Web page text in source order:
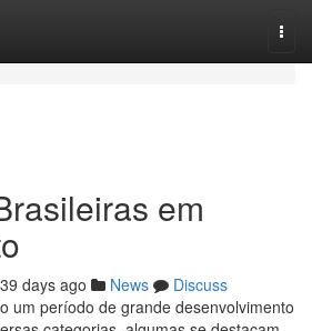
em
days ago News
Discuss
um período de grande desenvolvimento